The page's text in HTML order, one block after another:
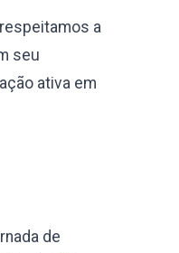
a
seu
ativa em
de